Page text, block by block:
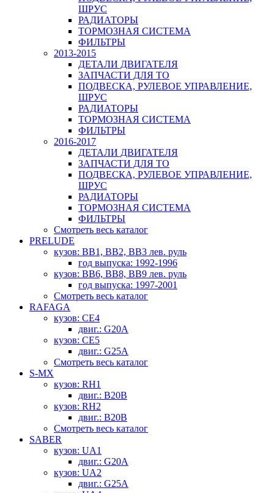
ШРУС
РАДИАТОРЫ
ТОРМОЗНАЯ СИСТЕМА
ФИЛЬТРЫ
2013-2015
ДЕТАЛИ ДВИГАТЕЛЯ
ЗАПЧАСТИ ДЛЯ ТО
ПОДВЕСКА, РУЛЕВОЕ УПРАВЛЕНИЕ,
ШРУС
РАДИАТОРЫ
ТОРМОЗНАЯ СИСТЕМА
ФИЛЬТРЫ
2016-2017
ДЕТАЛИ ДВИГАТЕЛЯ
ЗАПЧАСТИ ДЛЯ ТО
ПОДВЕСКА, РУЛЕВОЕ УПРАВЛЕНИЕ,
ШРУС
РАДИАТОРЫ
ТОРМОЗНАЯ СИСТЕМА
ФИЛЬТРЫ
Смотреть весь каталог
PRELUDE
кузов: BB1, BB2, BB3 лев. руль
год выпуска: 1992-1996
кузов: BB6, BB8, BB9 лев. руль
год выпуска: 1997-2001
Смотреть весь каталог
RAFAGA
кузов: CE4
двиг.: G20A
кузов: CE5
двиг.: G25A
Смотреть весь каталог
S-MX
кузов: RH1
двиг.: B20B
кузов: RH2
двиг.: B20B
Смотреть весь каталог
SABER
кузов: UA1
двиг.: G20A
кузов: UA2
двиг.: G25A